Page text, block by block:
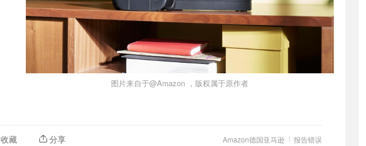
图片来自于@Amazon ，版权属于原作者
报告错误
Amazon德国亚马逊
收藏 分享